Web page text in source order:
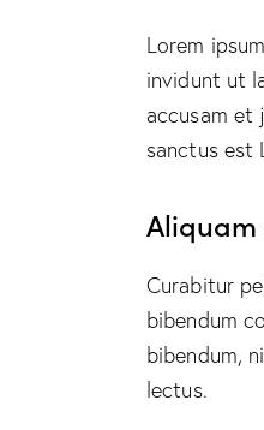
Lorem
invidunt ut
accusam et
sanctus est
Curabitur
bibendum
bibendum,
lectus.